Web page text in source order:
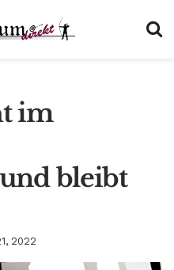
im
bleibt
2022